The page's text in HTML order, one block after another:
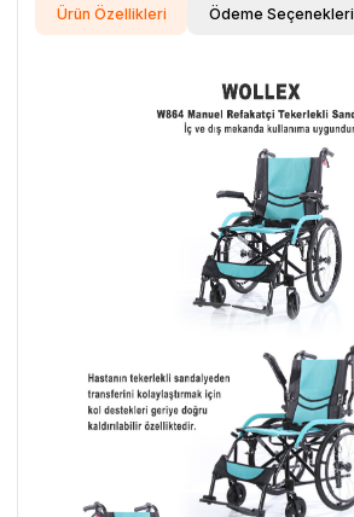
Ürün Özellikleri Ödeme Seçenekleri